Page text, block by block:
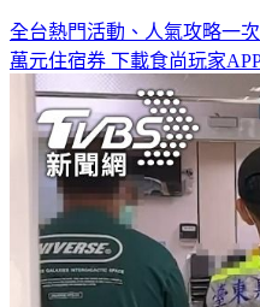
全台熱門活動、人氣攻略一次
萬元住宿券 下載食尚玩家